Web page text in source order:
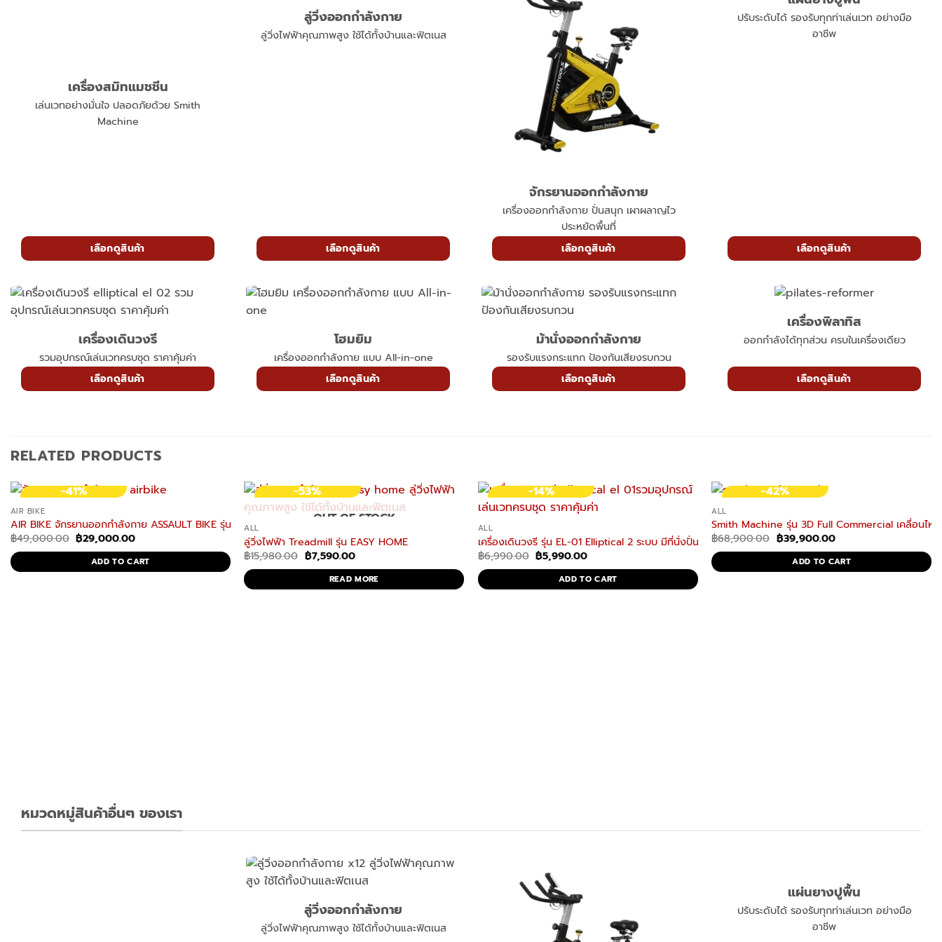
เลือกดูสินค้า
ลู่วิ่งออกกำลังกาย
ลู่วิ่งไฟฟ้าคุณภาพสูง ใช้ได้ทั้งบ้านและฟิตเนส
เลือกดูสินค้า
จักรยานออกกำลังกาย
เครื่องออกกำลังกาย ปั่นสนุก เผาผลาญไว
ประหยัดพื้นที่
เลือกดูสินค้า
ปรับระดับได้ รองรับทุกท่าเล่นเวท อย่างมือ
อาชีพ
เลือกดูสินค้า
เครื่องเดินวงรี
รวมอุปกรณ์เล่นเวทครบชุด ราคาคุ้มค่า
เลือกดูสินค้า
โฮมยิม
เครื่องออกกำลังกาย แบบ All-in-one
เลือกดูสินค้า
ม้านั่งออกกำลังกาย
รองรับแรงกระแทก ป้องกันเสียงรบกวน
เลือกดูสินค้า
เครื่องพิลาทิส
ออกกำลังได้ทุกส่วน ครบในเครื่องเดียว
เลือกดูสินค้า
RELATED PRODUCTS
-41%
AIR BIKE
AIR BIKE จักรยานออกกำลังกาย ASSAULT BIKE รุ่น AB-2 จักรยานฟิตเนต จักรยานแรงต้านลม จักรยานไม่ใช้ไฟฟ้า
฿49,000.00 Original
price
was:
฿49,000.00.
฿29,000.00Current
price
is:
฿29,000.00.
ADD TO CART
-53%
OUT OF STOCK
ALL
ลู่วิ่งไฟฟ้า Treadmill รุ่น EASY HOME
฿15,980.00 Original
price
฿15,980.00.
฿7,590.00Current
is:
฿7,590.00.
READ MORE
-14%
ALL
เครื่องเดินวงรี รุ่น EL-01 Elliptical 2 ระบบ มีที่นั่งปั่น ยืนปั่น อีลิปติคัล 2in1
฿6,990.00 Original
price
฿6,990.00.
฿5,990.00Current
is:
฿5,990.00.
ADD TO CART
-42%
ALL
Smith Machine รุ่น 3D Full Commercial เคลื่อนไห
฿68,900.00 Original
price
was:
฿68,900.00.
฿39,900.00Current
price
is:
฿39,900.00.
ADD TO CART
หมวดหมู่สินค้าอื่นๆ ของเรา
ลู่วิ่งออกกำลังกาย
ลู่วิ่งไฟฟ้าคุณภาพสูง ใช้ได้ทั้งบ้านและฟิตเนส
แผ่นยางปูพื้น
ปรับระดับได้ รองรับทุกท่าเล่นเวท อย่างมือ
อาชีพ